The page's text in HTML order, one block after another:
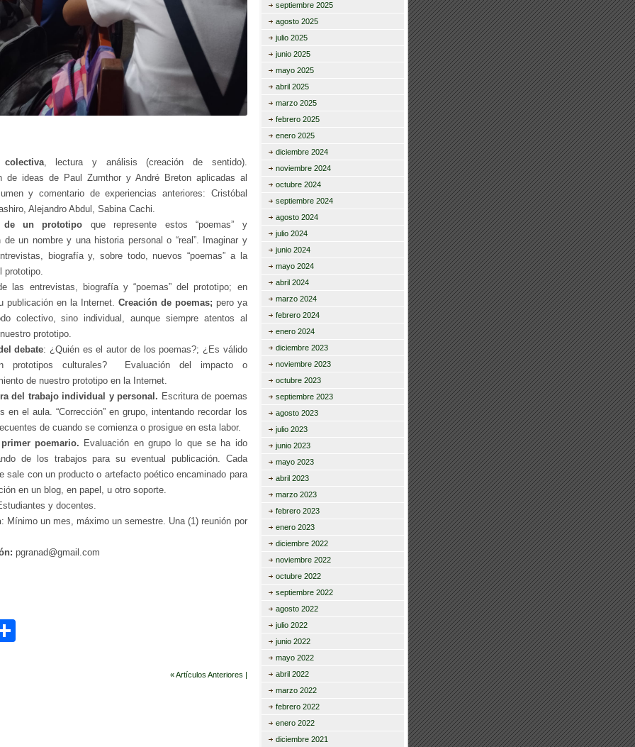
, lectura y análisis (creación de sentido).
de ideas de Paul Zumthor y André Breton aplicadas al
y comentario de experiencias anteriores: Cristóbal
Alejandro Abdul, Sabina Cachi.
de un prototipo que represente estos “poemas” y
de un nombre y una historia personal o “real”. Imaginar y
biografía y, sobre todo, nuevos “poemas” a la
prototipo.
las entrevistas, biografía y “poemas” del prototipo; en
publicación en la Internet. Creación de poemas; pero ya
colectivo, sino individual, aunque siempre atentos al
prototipo.
debate: ¿Quién es el autor de los poemas?; ¿Es válido
prototipos culturales? Evaluación del impacto o
de nuestro prototipo en la Internet.
del trabajo individual y personal. Escritura de poemas
en el aula. “Corrección” en grupo, intentando recordar los
de cuando se comienza o prosigue en esta labor.
poemario.
Evaluación en grupo lo que se ha ido
de los trabajos para su eventual publicación. Cada
sale con un producto o artefacto poético encaminado para
en un blog, en papel, u otro soporte.
y docentes.
: Mínimo un mes, máximo un semestre. Una (1) reunión por
pgranad@gmail.com
« Artículos Anteriores |
septiembre 2025
agosto 2025
julio 2025
junio 2025
mayo 2025
abril 2025
marzo 2025
febrero 2025
enero 2025
diciembre 2024
noviembre 2024
octubre 2024
septiembre 2024
agosto 2024
julio 2024
junio 2024
mayo 2024
abril 2024
marzo 2024
febrero 2024
enero 2024
diciembre 2023
noviembre 2023
octubre 2023
septiembre 2023
agosto 2023
julio 2023
junio 2023
mayo 2023
abril 2023
marzo 2023
febrero 2023
enero 2023
diciembre 2022
noviembre 2022
octubre 2022
septiembre 2022
agosto 2022
julio 2022
junio 2022
mayo 2022
abril 2022
marzo 2022
febrero 2022
enero 2022
diciembre 2021